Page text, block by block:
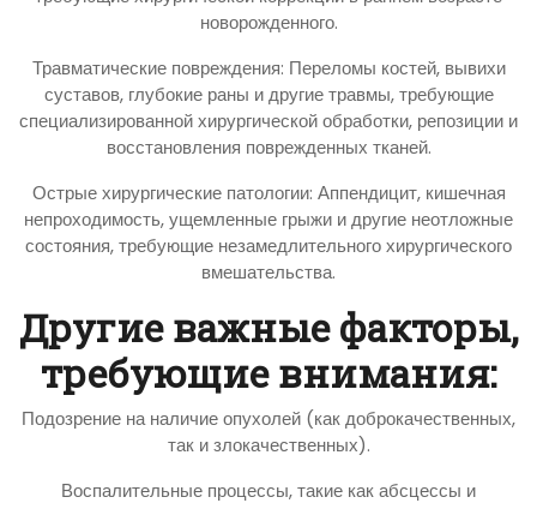
новорожденного.
Травматические повреждения: Переломы костей, вывихи
суставов, глубокие раны и другие травмы, требующие
специализированной хирургической обработки, репозиции и
восстановления поврежденных тканей.
Острые хирургические патологии: Аппендицит, кишечная
непроходимость, ущемленные грыжи и другие неотложные
состояния, требующие незамедлительного хирургического
вмешательства.
Другие важные факторы,
требующие внимания:
Подозрение на наличие опухолей (как доброкачественных,
так и злокачественных).
Воспалительные процессы, такие как абсцессы и